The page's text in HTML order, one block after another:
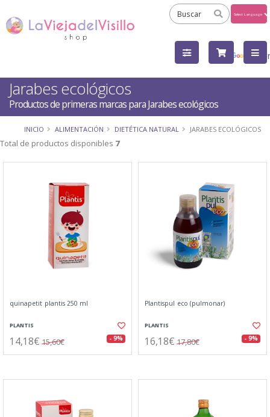
by
Jarabes ecológicos
Productos de primeras marcas para Jarabes ecológicos
INICIO ALIMENTACIÓN DIETÉTICA NATURAL JARABES ECOLÓGICOS
Total de productos disponibles 7
quinapetit plantis 250 ml
PLANTIS
14,18€ 15,60€ - 9%
Plantispul eco (pulmonar)
PLANTIS
16,18€ 17,80€ - 9%